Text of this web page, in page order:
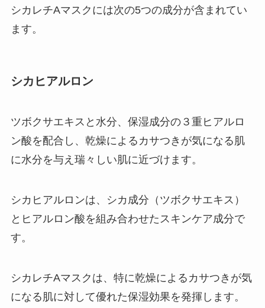
シカレチAマスクには次の5つの成分が含まれてい
ます。
シカヒアルロン
ツボクサエキスと水分、保湿成分の３重ヒアルロ
ン酸を配合し、乾燥によるカサつきが気になる肌
に水分を与え瑞々しい肌に近づけます。
シカヒアルロンは、シカ成分（ツボクサエキス）
とヒアルロン酸を組み合わせたスキンケア成分で
す。
シカレチAマスクは、特に乾燥によるカサつきが気
になる肌に対して優れた保湿効果を発揮します。